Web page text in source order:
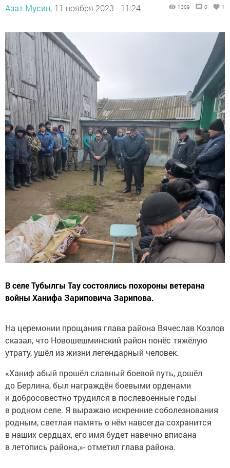
Азат Мусин, 11 ноября 2023 - 11:24 1309 0 1
В селе Тубылгы Тау состоялись похороны ветерана
войны Ханифа Зариповича Зарипова.
На церемонии прощания глава района Вячеслав Козлов
сказал, что Новошешминский район понёс тяжёлую
утрату, ушёл из жизни легендарный человек.
«Ханиф абый прошёл славный боевой путь, дошёл
до Берлина, был награждён боевыми орденами
и добросовестно трудился в послевоенные годы
в родном селе. Я выражаю искренние соболезнования
родным, светлая память о нём навсегда сохранится
в наших сердцах, его имя будет навечно вписана
в летопись района,»- отметил глава района.